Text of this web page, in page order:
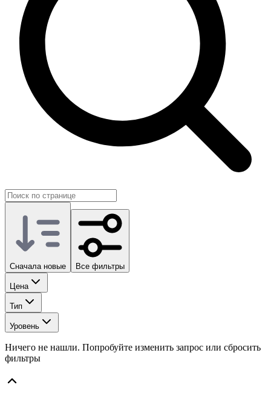
Сначала новые Все фильтры
Цена
Тип
Уровень
Ничего не нашли. Попробуйте изменить запрос или сбросить
фильтры